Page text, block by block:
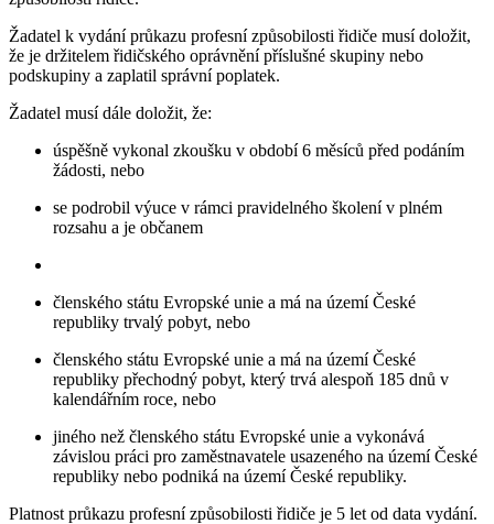
Žadatel k vydání průkazu profesní způsobilosti řidiče musí doložit,
že je držitelem řidičského oprávnění příslušné skupiny nebo
podskupiny a zaplatil správní poplatek.
Žadatel musí dále doložit, že:
úspěšně vykonal zkoušku v období 6 měsíců před podáním
žádosti, nebo
se podrobil výuce v rámci pravidelného školení v plném
rozsahu a je občanem
členského státu Evropské unie a má na území České
republiky trvalý pobyt, nebo
členského státu Evropské unie a má na území České
republiky přechodný pobyt, který trvá alespoň 185 dnů v
kalendářním roce, nebo
jiného než členského státu Evropské unie a vykonává
závislou práci pro zaměstnavatele usazeného na území České
republiky nebo podniká na území České republiky.
Platnost průkazu profesní způsobilosti řidiče je 5 let od data vydání.